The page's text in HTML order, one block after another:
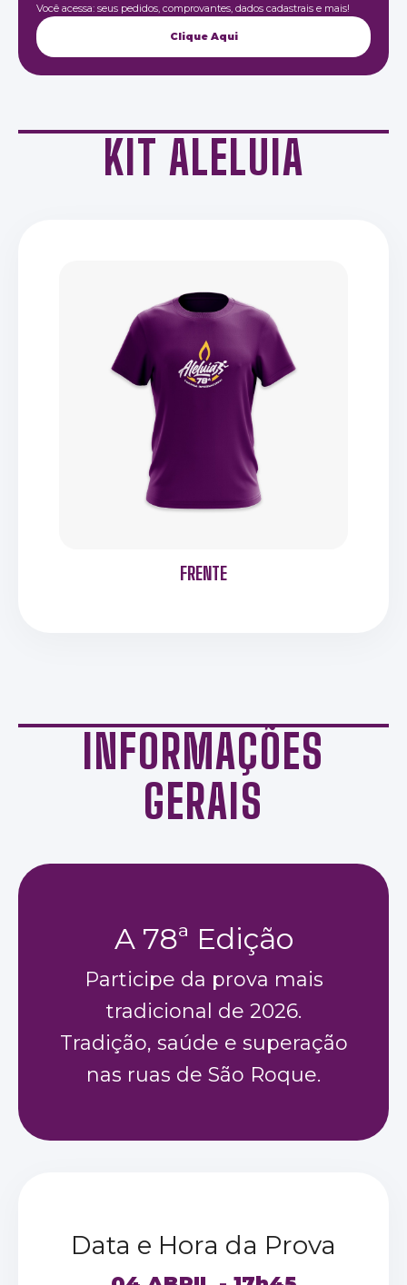
Você acessa: seus pedidos, comprovantes, dados cadastrais e mais!
Clique Aqui
KIT ALELUIA
FRENTE
INFORMAÇÕES
GERAIS
A 78ª Edição
Participe da prova mais
tradicional de 2026.
Tradição, saúde e superação
nas ruas de São Roque.
Data e Hora da Prova